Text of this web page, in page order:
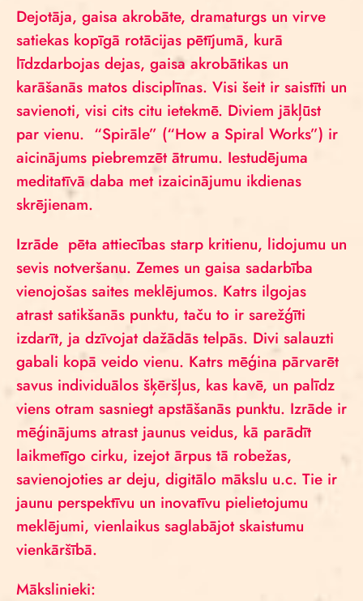
Dejotāja, gaisa akrobāte, dramaturgs un virve
satiekas kopīgā rotācijas pētījumā, kurā
līdzdarbojas dejas, gaisa akrobātikas un
karāšanās matos disciplīnas. Visi šeit ir saistīti un
savienoti, visi cits citu ietekmē. Diviem jākļūst
par vienu. “Spirāle” (“How a Spiral Works”) ir
aicinājums piebremzēt ātrumu. Iestudējuma
meditatīvā daba met izaicinājumu ikdienas
skrējienam.
Izrāde pēta attiecības starp kritienu, lidojumu un
sevis notveršanu. Zemes un gaisa sadarbība
vienojošas saites meklējumos. Katrs ilgojas
atrast satikšanās punktu, taču to ir sarežģīti
izdarīt, ja dzīvojat dažādās telpās. Divi salauzti
gabali kopā veido vienu. Katrs mēģina pārvarēt
savus individuālos šķēršļus, kas kavē, un palīdz
viens otram sasniegt apstāšanās punktu. Izrāde ir
mēģinājums atrast jaunus veidus, kā parādīt
laikmetīgo cirku, izejot ārpus tā robežas,
savienojoties ar deju, digitālo mākslu u.c. Tie ir
jaunu perspektīvu un inovatīvu pielietojumu
meklējumi, vienlaikus saglabājot skaistumu
vienkāršībā.
Mākslinieki: